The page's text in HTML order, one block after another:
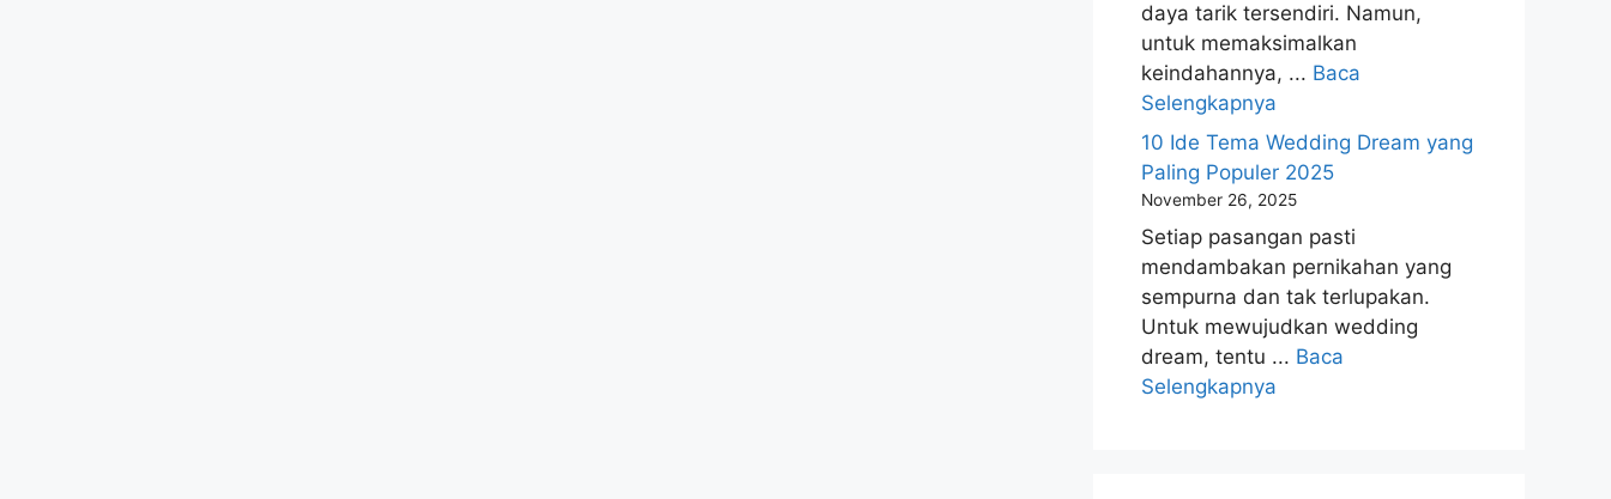
daya tarik tersendiri. Namun,
untuk memaksimalkan
keindahannya, ... Baca
Selengkapnya
10 Ide Tema Wedding Dream yang
Paling Populer 2025
November 26, 2025
Setiap pasangan pasti
mendambakan pernikahan yang
sempurna dan tak terlupakan.
Untuk mewujudkan wedding
dream, tentu ... Baca
Selengkapnya